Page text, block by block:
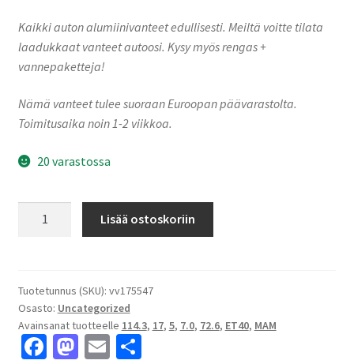
Kaikki auton alumiinivanteet edullisesti. Meiltä voitte tilata
laadukkaat vanteet autoosi. Kysy myös rengas +
vannepaketteja!
Nämä vanteet tulee suoraan Euroopan päävarastolta.
Toimitusaika noin 1-2 viikkoa.
20 varastossa
7.0x17"
5x114.3
ET40
keskireikä:72.6
Lisää ostoskoriin
Tuotetunnus (SKU): vv175547
Osasto: Uncategorized
Avainsanat tuotteelle 114.3, 17, 5, 7.0, 72.6, ET40, MAM
Fa M E S